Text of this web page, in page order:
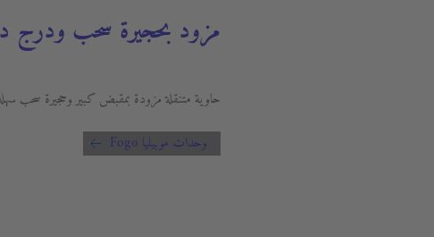
مزود بحجيرة سحب ودرج
حاوية متنقلة مزودة بمقبض كبير وحجيرة سحب
وحدات موبيليا Fogo